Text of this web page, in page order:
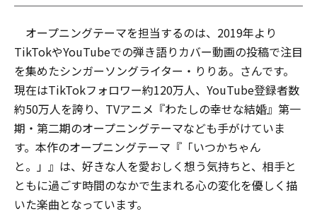
オープニングテーマを担当するのは、2019年より
TikTokやYouTubeでの弾き語りカバー動画の投稿で注目
を集めたシンガーソングライター・りりあ。さんです。
現在はTikTokフォロワー約120万人、YouTube登録者数
約50万人を誇り、TVアニメ『わたしの幸せな結婚』第一
期・第二期のオープニングテーマなども手がけていま
す。本作のオープニングテーマ『「いつかちゃん
と。」』は、好きな人を愛おしく想う気持ちと、相手と
ともに過ごす時間のなかで生まれる心の変化を優しく描
いた楽曲となっています。